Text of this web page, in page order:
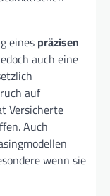
eines präzisen
auch eine
auf
Versicherte
Auch
wenn sie